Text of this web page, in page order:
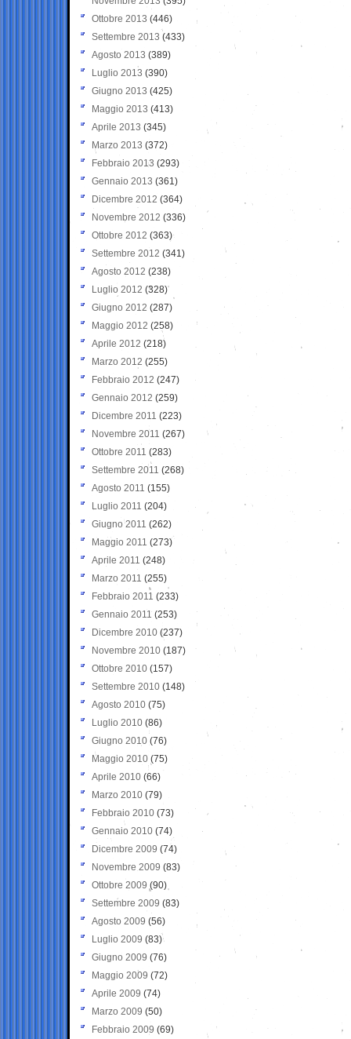
Ottobre 2013 (446)
Settembre 2013 (433)
Agosto 2013 (389)
Luglio 2013 (390)
Giugno 2013 (425)
Maggio 2013 (413)
Aprile 2013 (345)
Marzo 2013 (372)
Febbraio 2013 (293)
Gennaio 2013 (361)
Dicembre 2012 (364)
Novembre 2012 (336)
Ottobre 2012 (363)
Settembre 2012 (341)
Agosto 2012 (238)
Luglio 2012 (328)
Giugno 2012 (287)
Maggio 2012 (258)
Aprile 2012 (218)
Marzo 2012 (255)
Febbraio 2012 (247)
Gennaio 2012 (259)
Dicembre 2011 (223)
Novembre 2011 (267)
Ottobre 2011 (283)
Settembre 2011 (268)
Agosto 2011 (155)
Luglio 2011 (204)
Giugno 2011 (262)
Maggio 2011 (273)
Aprile 2011 (248)
Marzo 2011 (255)
Febbraio 2011 (233)
Gennaio 2011 (253)
Dicembre 2010 (237)
Novembre 2010 (187)
Ottobre 2010 (157)
Settembre 2010 (148)
Agosto 2010 (75)
Luglio 2010 (86)
Giugno 2010 (76)
Maggio 2010 (75)
Aprile 2010 (66)
Marzo 2010 (79)
Febbraio 2010 (73)
Gennaio 2010 (74)
Dicembre 2009 (74)
Novembre 2009 (83)
Ottobre 2009 (90)
Settembre 2009 (83)
Agosto 2009 (56)
Luglio 2009 (83)
Giugno 2009 (76)
Maggio 2009 (72)
Aprile 2009 (74)
Marzo 2009 (50)
Febbraio 2009 (69)